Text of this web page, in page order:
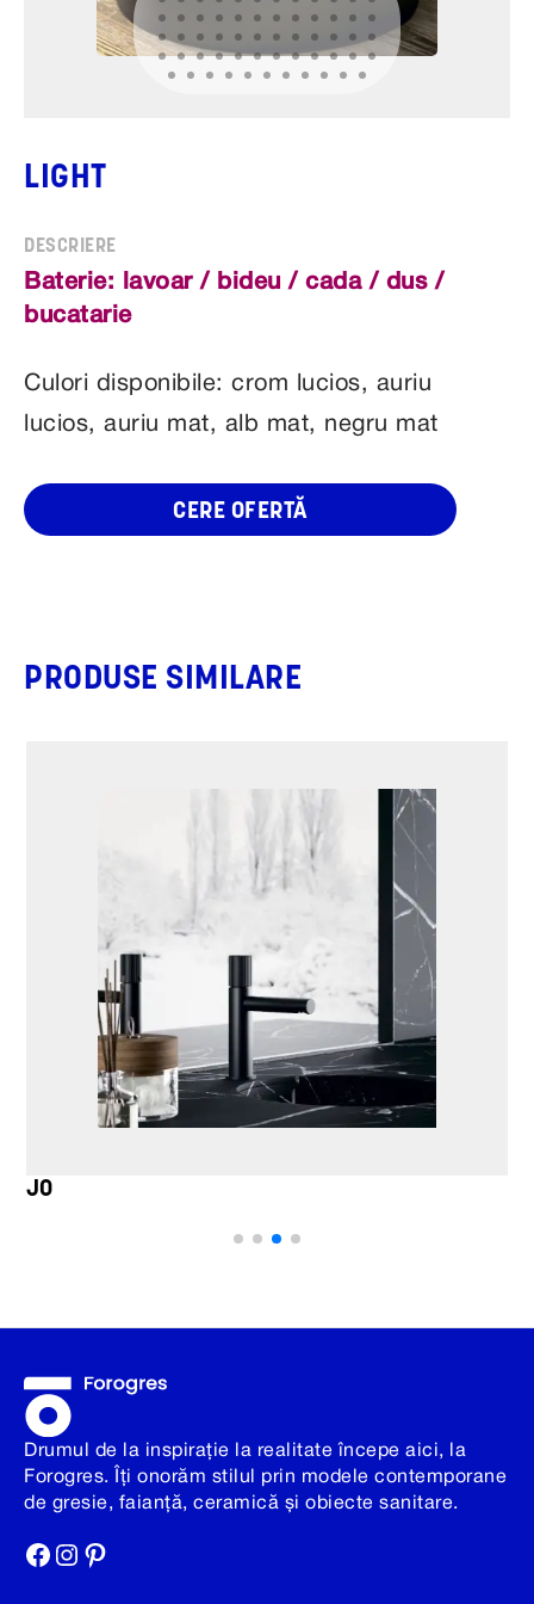
LIGHT
Baterie: lavoar / bideu / cada / dus /
bucatarie
Culori disponibile: crom lucios, auriu
lucios, auriu mat, alb mat, negru mat
CERE OFERTĂ
PRODUSE SIMILARE
JO
Drumul de la inspirație la realitate începe aici, la
Forogres. Îți onorăm stilul prin modele contemporane
de gresie, faianță, ceramică și obiecte sanitare.
Facebook
Instagram
Pinterest